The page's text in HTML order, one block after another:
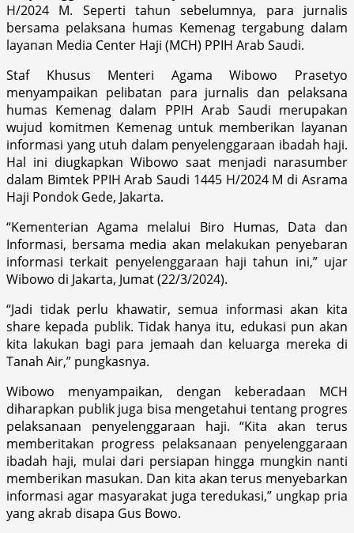
H/2024 M. Seperti tahun sebelumnya, para jurnalis
bersama pelaksana humas Kemenag tergabung dalam
layanan Media Center Haji (MCH) PPIH Arab Saudi.
Staf Khusus Menteri Agama Wibowo Prasetyo
menyampaikan pelibatan para jurnalis dan pelaksana
humas Kemenag dalam PPIH Arab Saudi merupakan
wujud komitmen Kemenag untuk memberikan layanan
informasi yang utuh dalam penyelenggaraan ibadah haji.
Hal ini diugkapkan Wibowo saat menjadi narasumber
dalam Bimtek PPIH Arab Saudi 1445 H/2024 M di Asrama
Haji Pondok Gede, Jakarta.
“Kementerian Agama melalui Biro Humas, Data dan
Informasi, bersama media akan melakukan penyebaran
informasi terkait penyelenggaraan haji tahun ini,” ujar
Wibowo di Jakarta, Jumat (22/3/2024).
“Jadi tidak perlu khawatir, semua informasi akan kita
share kepada publik. Tidak hanya itu, edukasi pun akan
kita lakukan bagi para jemaah dan keluarga mereka di
Tanah Air,” pungkasnya.
Wibowo menyampaikan, dengan keberadaan MCH
diharapkan publik juga bisa mengetahui tentang progres
pelaksanaan penyelenggaraan haji. “Kita akan terus
memberitakan progress pelaksanaan penyelenggaraan
ibadah haji, mulai dari persiapan hingga mungkin nanti
memberikan masukan. Dan kita akan terus menyebarkan
informasi agar masyarakat juga teredukasi,” ungkap pria
yang akrab disapa Gus Bowo.